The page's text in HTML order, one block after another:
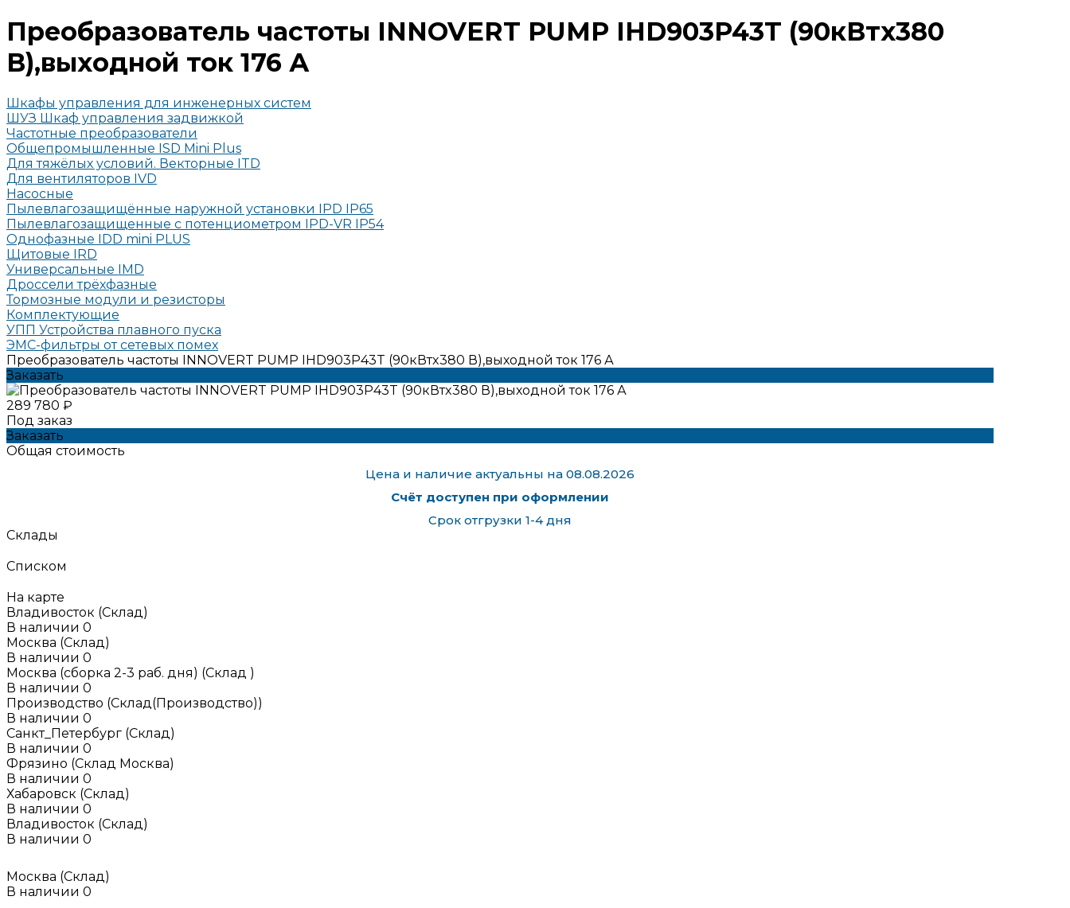
Преобразователь частоты INNOVERT PUMP IHD903P43T (90кВтx380
В),выходной ток 176 А
Шкафы управления для инженерных систем
ШУЗ Шкаф управления задвижкой
Частотные преобразователи
Общепромышленные ISD Mini Plus
Для тяжёлых условий. Векторные ITD
Для вентиляторов IVD
Насосные
Пылевлагозащищённые наружной установки IPD IP65
Пылевлагозащищенные с потенциометром IPD-VR IP54
Однофазные IDD mini PLUS
Щитовые IRD
Универсальные IMD
Дроссели трёхфазные
Тормозные модули и резисторы
Комплектующие
УПП Устройства плавного пуска
ЭМС-фильтры от сетевых помех
Преобразователь частоты INNOVERT PUMP IHD903P43T (90кВтx380 В),выходной ток 176 А
Заказать
289 780 ₽
Под заказ
Заказать
Общая стоимость
Цена и наличие актуальны на 08.08.2026
Счёт доступен при оформлении
Срок отгрузки 1-4 дня
Склады
Списком
На карте
Владивосток (Склад)
В наличии 0
Москва (Склад)
В наличии 0
Москва (сборка 2-3 раб. дня) (Склад )
В наличии 0
Производство (Склад(Производство))
В наличии 0
Санкт_Петербург (Склад)
В наличии 0
Фрязино (Склад Москва)
В наличии 0
Хабаровск (Склад)
В наличии 0
Владивосток (Склад)
В наличии 0
Москва (Склад)
В наличии 0